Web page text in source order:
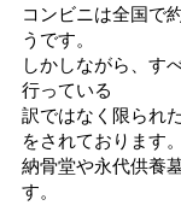
コンビニは全国で
うです。
しかしながら、す
行っている
訳ではなく限られ
をされております。
納骨堂や永代供養
す。